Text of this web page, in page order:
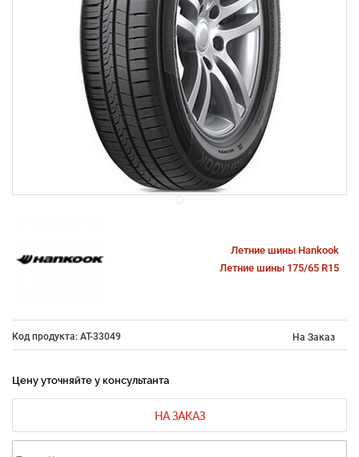
Летние шины Hankook
Летние шины 175/65 R15
Код продукта: AT-33049 На Заказ
Цену уточняйте у консультанта
НА ЗАКАЗ